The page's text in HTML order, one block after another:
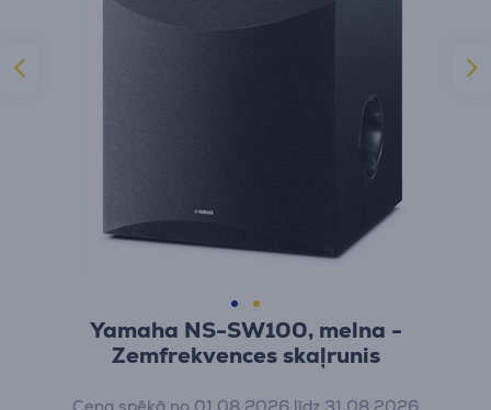
Yamaha NS-SW100, melna -
Zemfrekvences skaļrunis